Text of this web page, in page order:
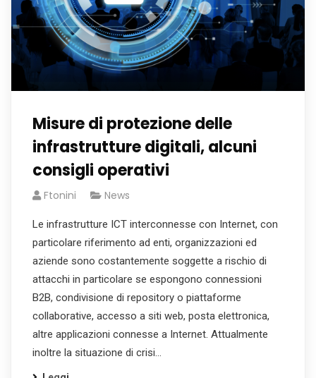
Misure di protezione delle
infrastrutture digitali, alcuni
consigli operativi
Ftonini News
Le infrastrutture ICT interconnesse con Internet, con
particolare riferimento ad enti, organizzazioni ed
aziende sono costantemente soggette a rischio di
attacchi in particolare se espongono connessioni
B2B, condivisione di repository o piattaforme
collaborative, accesso a siti web, posta elettronica,
altre applicazioni connesse a Internet. Attualmente
inoltre la situazione di crisi…